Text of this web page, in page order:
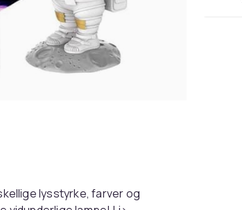
lysstyrke, farver og